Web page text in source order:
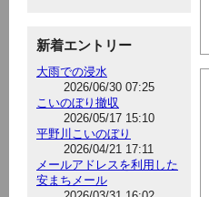
新着エントリー
大雨での浸水
2026/06/30 07:25
こいのぼり撤収
2026/05/17 15:10
平野川こいのぼり
2026/04/21 17:11
メールアドレスを利用した
安まちメール